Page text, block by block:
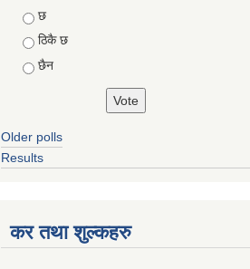
Choices
छ
ठिकै छ
छैन
Older polls
Results
कर तथा शुल्कहरु